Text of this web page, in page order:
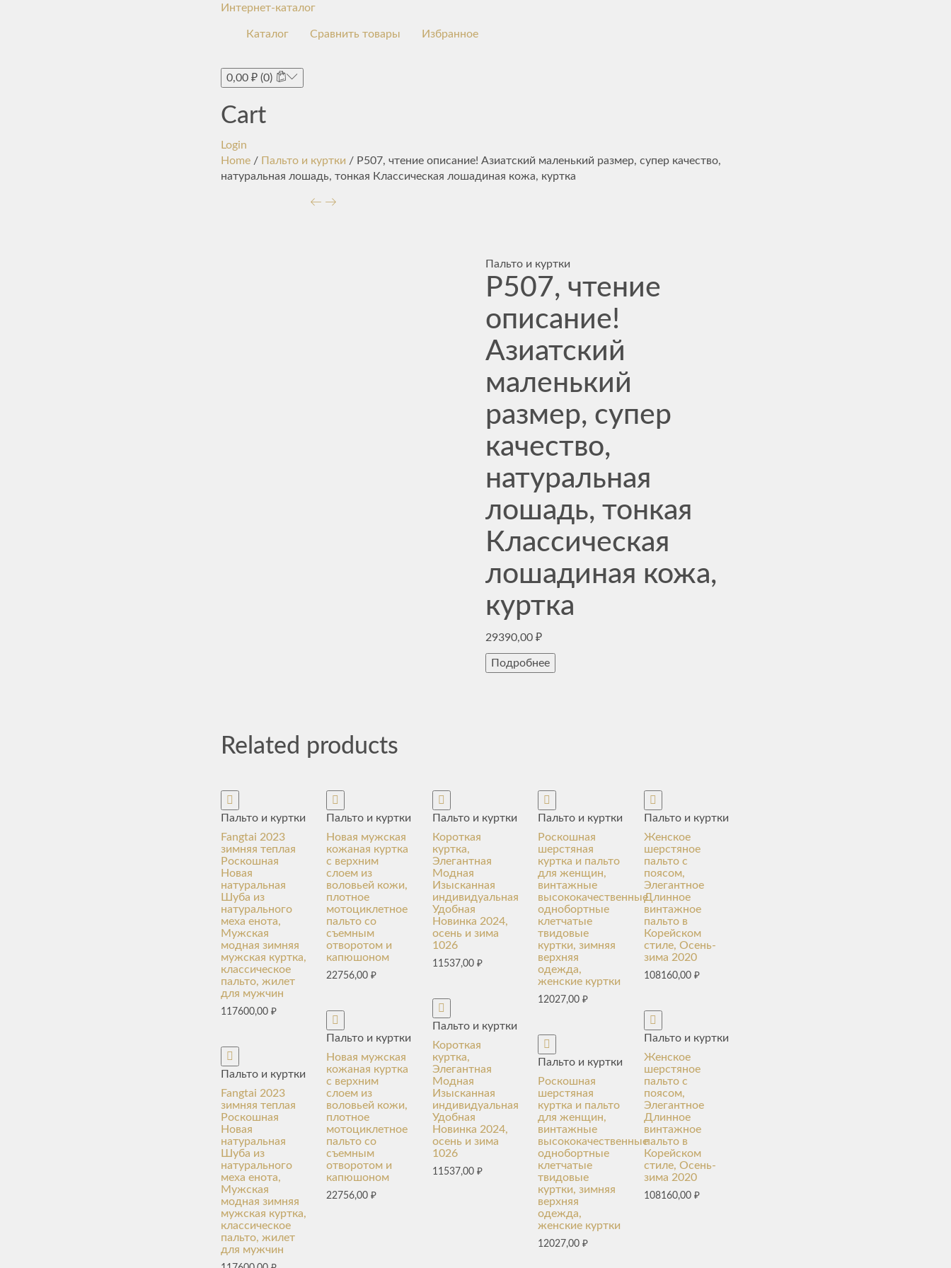
Интернет-каталог
Каталог Сравнить товары Избранное
0,00 ₽ (0)
Cart
Login
Home / Пальто и куртки / P507, чтение описание! Азиатский маленький размер, супер качество,
натуральная лошадь, тонкая Классическая лошадиная кожа, куртка
Пальто и куртки
P507, чтение
описание!
Азиатский
маленький
размер, супер
качество,
натуральная
лошадь, тонкая
Классическая
лошадиная кожа,
куртка
29390,00₽
Подробнее
Related products
Пальто и куртки
Fangtai 2023
зимняя теплая
Роскошная
Новая
натуральная
Шуба из
натурального
меха енота,
Мужская
модная зимняя
мужская куртка,
классическое
пальто, жилет
для мужчин
117600,00 ₽
Пальто и куртки
Fangtai 2023
зимняя теплая
Роскошная
Новая
натуральная
Шуба из
натурального
меха енота,
Мужская
модная зимняя
мужская куртка,
классическое
пальто, жилет
для мужчин
Пальто и куртки
Новая мужская
кожаная куртка
с верхним
слоем из
воловьей кожи,
плотное
мотоциклетное
пальто со
съемным
отворотом и
капюшоном
22756,00₽
Пальто и куртки
Новая мужская
кожаная куртка
с верхним
слоем из
воловьей кожи,
плотное
мотоциклетное
пальто со
съемным
отворотом и
капюшоном
22756,00₽
Пальто и куртки
Короткая
куртка,
Элегантная
Модная
Изысканная
индивидуальная
Удобная
Новинка 2024,
осень и зима
1026
11537,00 ₽
Пальто и куртки
Короткая
куртка,
Элегантная
Модная
Изысканная
индивидуальная
Удобная
Новинка 2024,
осень и зима
1026
11537,00 ₽
Пальто и куртки
Роскошная
шерстяная
куртка и пальто
для женщин,
винтажные
высококачественные
однобортные
клетчатые
твидовые
куртки, зимняя
верхняя
одежда,
женские куртки
12027,00₽
Пальто и куртки
Роскошная
шерстяная
куртка и пальто
для женщин,
винтажные
высококачественные
однобортные
клетчатые
твидовые
куртки, зимняя
верхняя
одежда,
женские куртки
12027,00₽
Пальто и куртки
Женское
шерстяное
пальто с
поясом,
Элегантное
Длинное
винтажное
пальто в
Корейском
стиле, Осень-
зима 2020
108160,00 ₽
Пальто и куртки
Женское
шерстяное
пальто с
поясом,
Элегантное
Длинное
винтажное
пальто в
Корейском
стиле, Осень-
зима 2020
108160,00 ₽